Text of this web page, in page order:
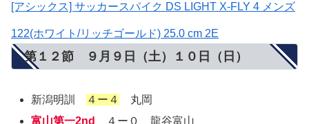
[アシックス] サッカースパイク DS LIGHT X-FLY 4 メンズ
122(ホワイト/リッチゴールド) 25.0 cm 2E
第１２節 ９月９日（土）１０日（日）
新潟明訓 ４ー４
丸岡
富山第一2nd
４ー０ 龍谷富山